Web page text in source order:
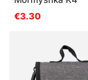
€3.30